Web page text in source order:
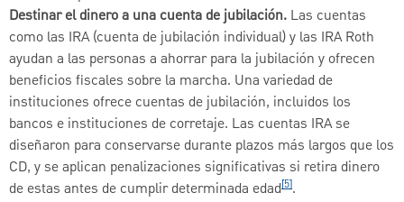
Destinar el dinero a una cuenta de jubilación. Las cuentas
como las IRA (cuenta de jubilación individual) y las IRA Roth
ayudan a las personas a ahorrar para la jubilación y ofrecen
beneficios fiscales sobre la marcha. Una variedad de
instituciones ofrece cuentas de jubilación, incluidos los
bancos e instituciones de corretaje. Las cuentas IRA se
diseñaron para conservarse durante plazos más largos que los
CD, y se aplican penalizaciones significativas si retira dinero
de estas antes de cumplir determinada edad[5].